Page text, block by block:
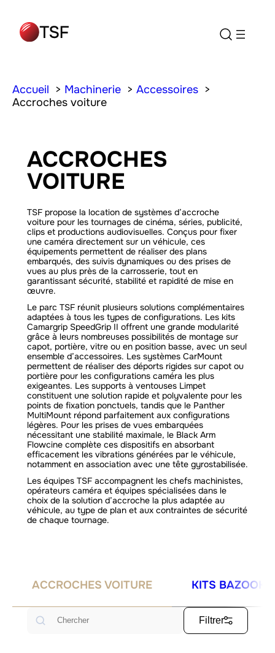
Accueil Machinerie
Accessoires
Accroches voiture
ACCROCHES
VOITURE
TSF propose la location de systèmes d’accroche
voiture pour les tournages de cinéma, séries, publicité,
clips et productions audiovisuelles. Conçus pour fixer
une caméra directement sur un véhicule, ces
équipements permettent de réaliser des plans
embarqués, des suivis dynamiques ou des prises de
vues au plus près de la carrosserie, tout en
garantissant sécurité, stabilité et rapidité de mise en
œuvre.
Le parc TSF réunit plusieurs solutions complémentaires
adaptées à tous les types de configurations. Les kits
Camargrip SpeedGrip II offrent une grande modularité
grâce à leurs nombreuses possibilités de montage sur
capot, portière, vitre ou en position basse, avec un seul
ensemble d’accessoires. Les systèmes CarMount
permettent de réaliser des déports rigides sur capot ou
portière pour les configurations caméra les plus
exigeantes. Les supports à ventouses Limpet
constituent une solution rapide et polyvalente pour les
points de fixation ponctuels, tandis que le Panther
MultiMount répond parfaitement aux configurations
légères. Pour les prises de vues embarquées
nécessitant une stabilité maximale, le Black Arm
Flowcine complète ces dispositifs en absorbant
efficacement les vibrations générées par le véhicule,
notamment en association avec une tête gyrostabilisée.
Les équipes TSF accompagnent les chefs machinistes,
opérateurs caméra et équipes spécialisées dans le
choix de la solution d’accroche la plus adaptée au
véhicule, au type de plan et aux contraintes de sécurité
de chaque tournage.
ACCROCHES VOITURE KITS
Filtrer